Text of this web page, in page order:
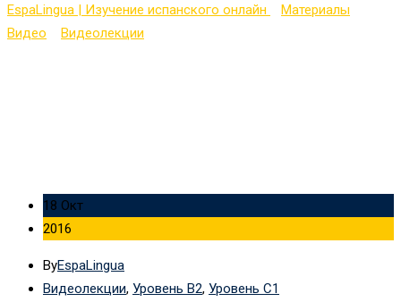
EspaLingua | Изучение испанского онлайн Материалы
Видео
Видеолекции
18 Окт
2016
ByEspaLingua
Видеолекции, Уровень B2, Уровень C1